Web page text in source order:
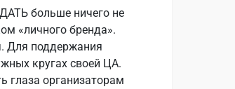
больше ничего не
«личного бренда».
Для поддержания
кругах своей ЦА.
организаторам